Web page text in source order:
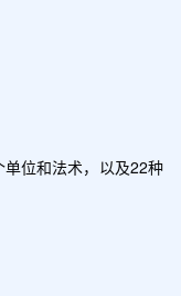
位和法术，以及22种